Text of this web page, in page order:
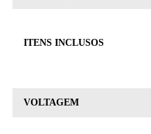
ITENS INCLUSOS
VOLTAGEM